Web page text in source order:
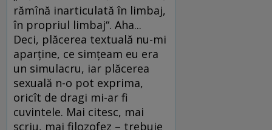
rămînă inarticulată în limbaj,
în propriul limbaj“. Aha...
Deci, plăcerea textuală nu-mi
aparţine, ce simţeam eu era
un simulacru, iar plăcerea
sexuală n-o pot exprima,
oricît de dragi mi-ar fi
cuvintele. Mai citesc, mai
scriu, mai filozofez – trebuie